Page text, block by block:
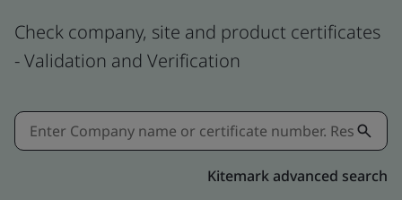
Check company, site and product certificates
- Validation and Verification
Kitemark advanced search